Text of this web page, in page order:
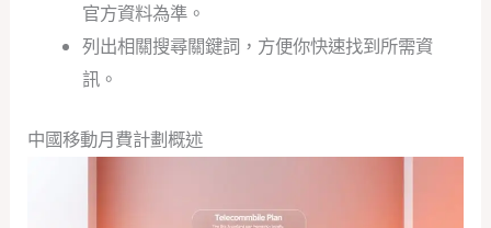
官方資料為準。
列出相關搜尋關鍵詞，方便你快速找到所需資
訊。
中國移動月費計劃概述